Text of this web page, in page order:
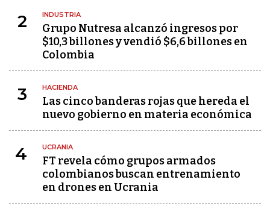
2 INDUSTRIA
Grupo Nutresa alcanzó ingresos por
$10,3 billones y vendió $6,6 billones en
Colombia
3 HACIENDA
Las cinco banderas rojas que hereda el
nuevo gobierno en materia económica
4 UCRANIA
FT revela cómo grupos armados
colombianos buscan entrenamiento
en drones en Ucrania